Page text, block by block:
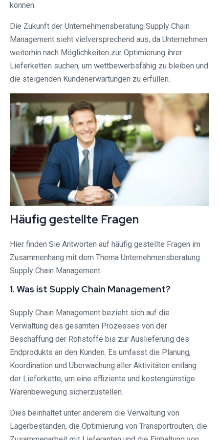
können.
Die Zukunft der Unternehmensberatung Supply Chain
Management sieht vielversprechend aus, da Unternehmen
weiterhin nach Möglichkeiten zur Optimierung ihrer
Lieferketten suchen, um wettbewerbsfähig zu bleiben und
die steigenden Kundenerwartungen zu erfüllen.
Häufig gestellte Fragen
Hier finden Sie Antworten auf häufig gestellte Fragen im
Zusammenhang mit dem Thema Unternehmensberatung
Supply Chain Management.
1. Was ist Supply Chain Management?
Supply Chain Management bezieht sich auf die
Verwaltung des gesamten Prozesses von der
Beschaffung der Rohstoffe bis zur Auslieferung des
Endprodukts an den Kunden. Es umfasst die Planung,
Koordination und Überwachung aller Aktivitäten entlang
der Lieferkette, um eine effiziente und kostengünstige
Warenbewegung sicherzustellen.
Dies beinhaltet unter anderem die Verwaltung von
Lagerbeständen, die Optimierung von Transportrouten, die